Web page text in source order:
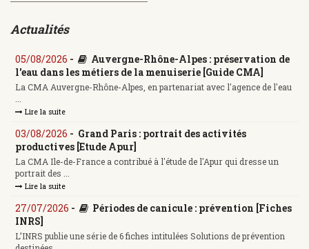
Actualités
05/08/2026 -
Auvergne-Rhône-Alpes : préservation de
l'eau dans les métiers de la menuiserie [Guide CMA]
La CMA Auvergne-Rhône-Alpes, en partenariat avec l'agence de l'eau
Lire la suite
03/08/2026 - Grand Paris : portrait des activités
productives [Etude Apur]
La CMA Ile-de-France a contribué à l'étude de l'Apur qui dresse un
portrait des ...
Lire la suite
27/07/2026 -
Périodes de canicule : prévention [Fiches
INRS]
L’INRS publie une série de 6 fiches intitulées Solutions de prévention